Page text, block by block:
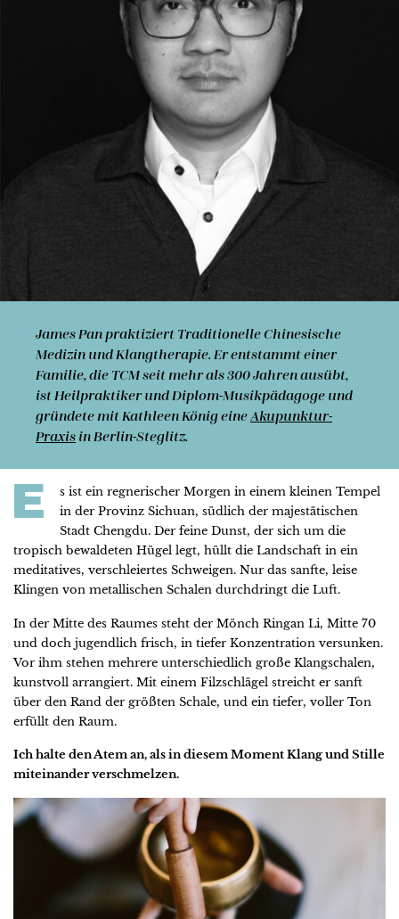
James Pan praktiziert Traditionelle Chinesische
Medizin und Klangtherapie. Er entstammt einer
Familie, die TCM seit mehr als 300 Jahren ausübt,
ist Heilpraktiker und Diplom-Musikpädagoge und
gründete mit Kathleen König eine Akupunktur-
Praxis in Berlin-Steglitz.
E
s ist ein regnerischer Morgen in einem kleinen Tempel
in der Provinz Sichuan, südlich der majestätischen
Stadt Chengdu. Der feine Dunst, der sich um die
tropisch bewaldeten Hügel legt, hüllt die Landschaft in ein
meditatives, verschleiertes Schweigen. Nur das sanfte, leise
Klingen von metallischen Schalen durchdringt die Luft.
In der Mitte des Raumes steht der Mönch Ringan Li, Mitte 70
und doch jugendlich frisch, in tiefer Konzentration versunken.
Vor ihm stehen mehrere unterschiedlich große Klangschalen,
kunstvoll arrangiert. Mit einem Filzschlägel streicht er sanft
über den Rand der größten Schale, und ein tiefer, voller Ton
erfüllt den Raum.
Ich halte den Atem an, als in diesem Moment Klang und Stille
miteinander verschmelzen.